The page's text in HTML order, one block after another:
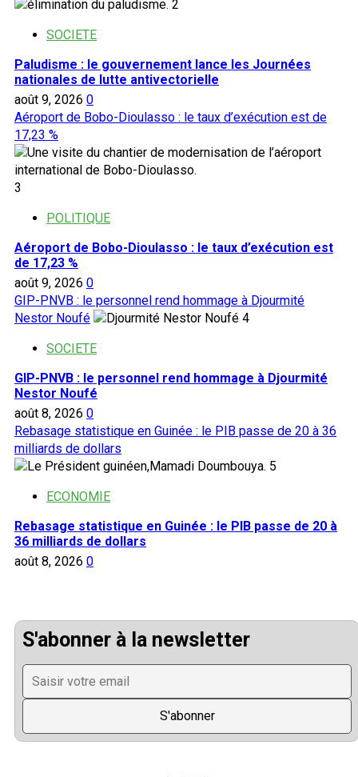
2
SOCIETE
Paludisme : le gouvernement lance les Journées
nationales de lutte antivectorielle
août 9, 2026 0
Aéroport de Bobo-Dioulasso : le taux d’exécution est de
17,23 %
3
POLITIQUE
Aéroport de Bobo-Dioulasso : le taux d’exécution est
de 17,23 %
août 9, 2026 0
GIP-PNVB : le personnel rend hommage à Djourmité
Nestor Noufé
4
SOCIETE
GIP-PNVB : le personnel rend hommage à Djourmité
Nestor Noufé
août 8, 2026 0
Rebasage statistique en Guinée : le PIB passe de 20 à 36
milliards de dollars
5
ECONOMIE
Rebasage statistique en Guinée : le PIB passe de 20 à
36 milliards de dollars
août 8, 2026 0
S'abonner à la newsletter